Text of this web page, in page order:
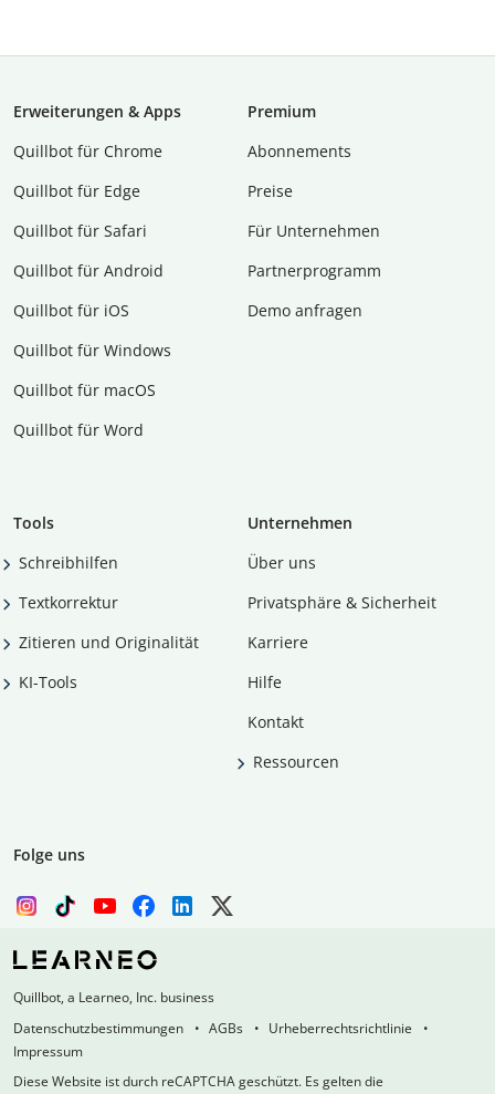
Erweiterungen & Apps
Quillbot für Chrome
Quillbot für Edge
Quillbot für Safari
Quillbot für Android
Quillbot für iOS
Quillbot für Windows
Quillbot für macOS
Quillbot für Word
Premium
Abon­ne­ments
Preise
Für Unternehmen
Partnerprogramm
Demo anfragen
Tools
Schreibhilfen
Textkorrektur
Zitieren und Originalität
KI-Tools
Unternehmen
Über uns
Privatsphäre & Sicherheit
Karriere
Hilfe
Kontakt
Ressourcen
Folge uns
Quillbot, a Learneo, Inc. business
Datenschutzbestimmungen
AGBs
Urheberrechtsrichtlinie
Impressum
Diese Website ist durch reCAPTCHA geschützt. Es gelten die